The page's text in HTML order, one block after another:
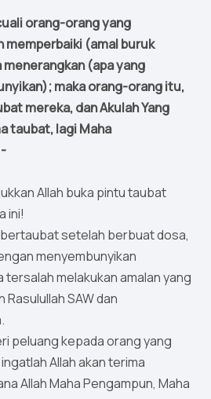
orang-orang yang
memperbaiki (amal buruk
(apa yang
maka orang-orang itu,
mereka, dan Akulah Yang
taubat, lagi Maha
Allah buka pintu taubat
ini!
setelah berbuat dosa,
menyembunyikan
tersalah melakukan amalan yang
Rasulullah SAW dan
peluang kepada orang yang
Allah akan terima
Allah Maha Pengampun, Maha